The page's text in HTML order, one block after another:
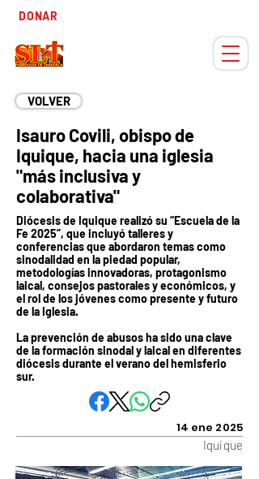
DONAR
VOLVER
Isauro Covili, obispo de
Iquique, hacia una iglesia
"más inclusiva y
colaborativa"
Diócesis de Iquique realizó su “Escuela de la
Fe 2025”, que incluyó talleres y
conferencias que abordaron temas como
sinodalidad en la piedad popular,
metodologías innovadoras, protagonismo
laical, consejos pastorales y económicos, y
el rol de los jóvenes como presente y futuro
de la Iglesia.
La prevención de abusos ha sido una clave
de la formación sinodal y laical en diferentes
diócesis durante el verano del hemisferio
sur.
14 ene 2025
Iquique